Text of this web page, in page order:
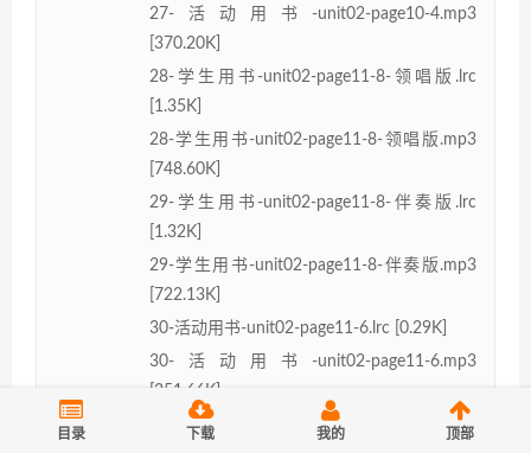
27-活动用书-unit02-page10-4.mp3
[370.20K]
28-学生用书-unit02-page11-8-领唱版.lrc
[1.35K]
28-学生用书-unit02-page11-8-领唱版.mp3
[748.60K]
29-学生用书-unit02-page11-8-伴奏版.lrc
[1.32K]
29-学生用书-unit02-page11-8-伴奏版.mp3
[722.13K]
30-活动用书-unit02-page11-6.lrc [0.29K]
30-活动用书-unit02-page11-6.mp3
[251.66K]
31-学生用书-unit02-page12-9.lrc [0.28K]
目录 下载 我的 顶部